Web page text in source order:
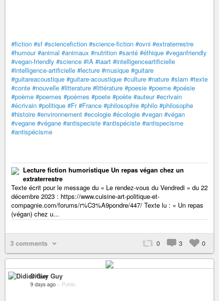
#fiction #sf #sciencefiction #science-fiction #ovni #extraterrestre
#humour #animal #animaux #nutrition #santé #éthique #veganfriendly
#vegan-friendly #science #IA #iaart #intelligenceartificielle
#intelligence-artificielle #lecture #musique #guitare
#guitareacoustique #guitare-acoustique #culture #nature #slam #texte
#conte #nouvelle #litterature #littérature #poesie #poeme #poésie
#poème #poemes #poèmes #poete #poète #auteur #ecrivain
#écrivain #politique #Fr #France #philosophie #philo #philosophe
#histoire #environnement #ecologie #écologie #vegan #végan
#vegane #végane #antispeciste #antispéciste #antispecisme
#antispécisme
Lecture fiction humoristique Un repas végan chez un
extraterrestre
Texte écrit pour le message du « Le rendez-vous du Vendredi » du 22
décembre 2023 : https://www.cuisine-art-politique-et-
compagnie.com/forums/r%C3%A9pondre/447/ Texte lu : « Un repas
(végan) chez u...
3 comments 0 3 0
Didier Guy
9 days ago – Public